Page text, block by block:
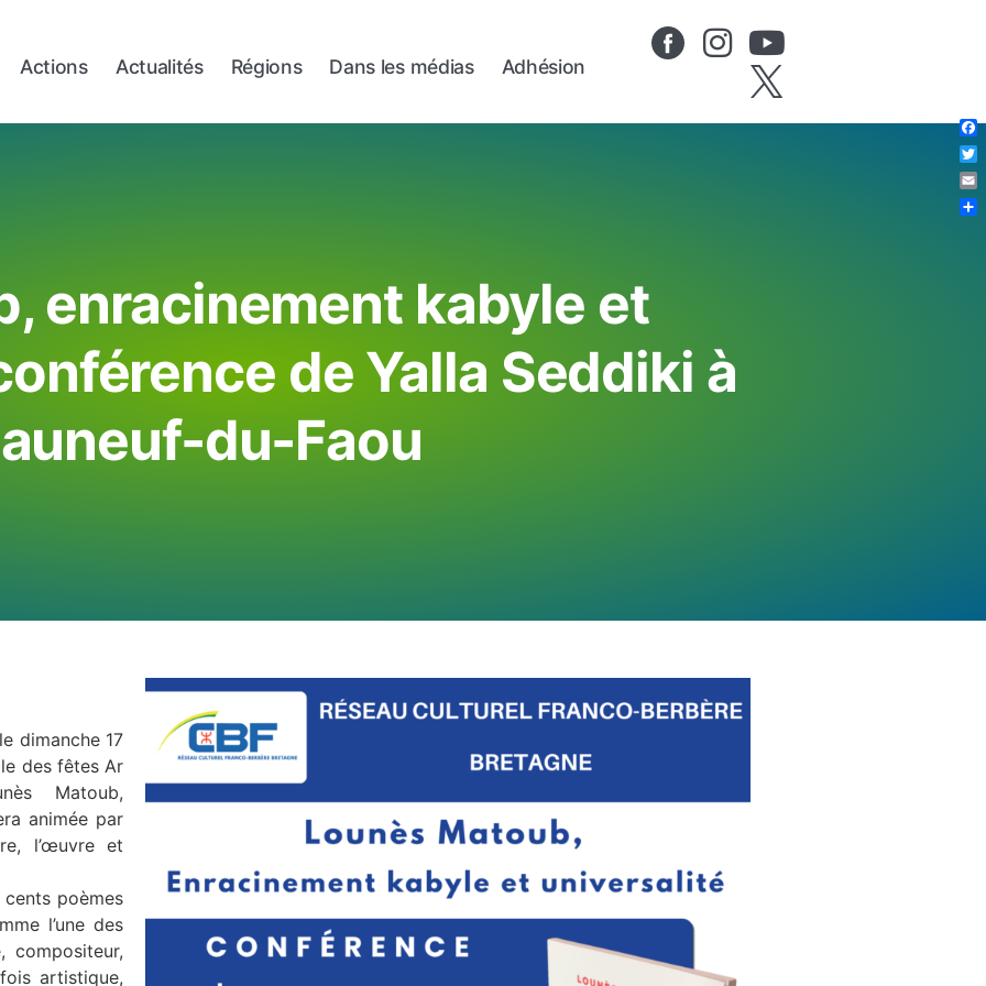
Actions Actualités Régions Dans les médias Adhésion
enracinement kabyle et
de Yalla Seddiki à
du-Faou
dimanche 17
des fêtes Ar
Matoub,
animée par
l’œuvre et
poèmes
l’une des
compositeur,
artistique,